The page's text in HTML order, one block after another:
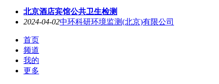
北京酒店宾馆公共卫生检测
2024-04-02中环科研环境监测(北京)有限公司
首页
频道
我的
更多